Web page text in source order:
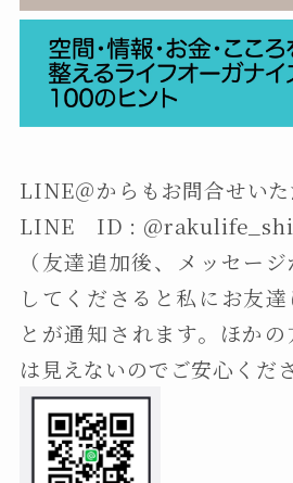
LINE＠からもお問合せいた
LINE ID :
（友達追加後、メッセー
してくださると私にお友
とが通知されます。ほか
は見えないのでご安心くだ